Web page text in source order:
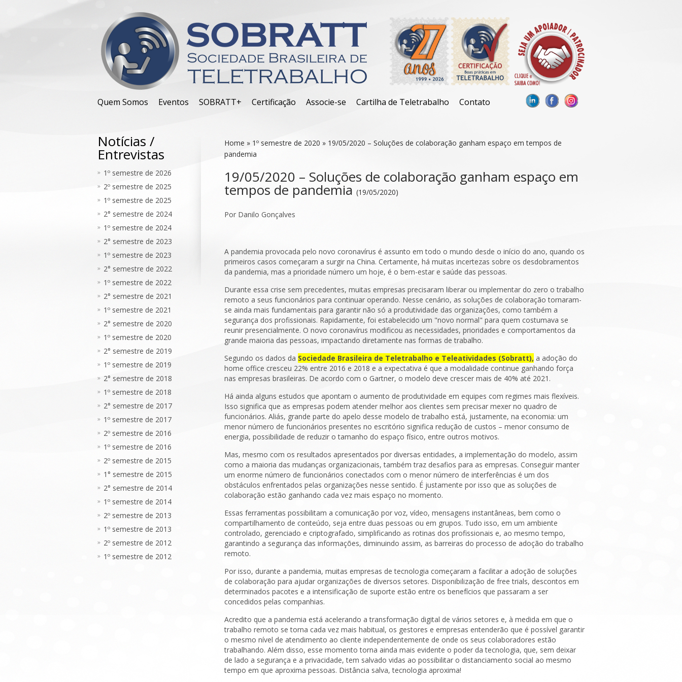
Quem Somos Eventos SOBRATT+ Certificação Associe-se Cartilha de Teletrabalho Contato
Notícias /
Entrevistas
1º semestre de 2026
2º semestre de 2025
1º semestre de 2025
2° semestre de 2024
1º semestre de 2024
2° semestre de 2023
1º semestre de 2023
2° semestre de 2022
1º semestre de 2022
2° semestre de 2021
1º semestre de 2021
2° semestre de 2020
1º semestre de 2020
2° semestre de 2019
1º semestre de 2019
2° semestre de 2018
1º semestre de 2018
2° semestre de 2017
1º semestre de 2017
2º semestre de 2016
1º semestre de 2016
2º semestre de 2015
1° semestre de 2015
2° semestre de 2014
1º semestre de 2014
2º semestre de 2013
1º semestre de 2013
2º semestre de 2012
1º semestre de 2012
Home » 1º semestre de 2020 » 19/05/2020 – Soluções de colaboração ganham espaço em tempos de
pandemia
19/05/2020 – Soluções de colaboração ganham espaço em
tempos de pandemia (19/05/2020)
Por Danilo Gonçalves
A pandemia provocada pelo novo coronavírus é assunto em todo o mundo desde o início do ano, quando os
primeiros casos começaram a surgir na China. Certamente, há muitas incertezas sobre os desdobramentos
da pandemia, mas a prioridade número um hoje, é o bem-estar e saúde das pessoas.
Durante essa crise sem precedentes, muitas empresas precisaram liberar ou implementar do zero o trabalho
remoto a seus funcionários para continuar operando. Nesse cenário, as soluções de colaboração tornaram-
se ainda mais fundamentais para garantir não só a produtividade das organizações, como também a
segurança dos profissionais. Rapidamente, foi estabelecido um "novo normal" para quem costumava se
reunir presencialmente. O novo coronavírus modificou as necessidades, prioridades e comportamentos da
grande maioria das pessoas, impactando diretamente nas formas de trabalho.
Segundo os dados da Sociedade Brasileira de Teletrabalho e Teleatividades (Sobratt), a adoção do
home office cresceu 22% entre 2016 e 2018 e a expectativa é que a modalidade continue ganhando força
nas empresas brasileiras. De acordo com o Gartner, o modelo deve crescer mais de 40% até 2021.
Há ainda alguns estudos que apontam o aumento de produtividade em equipes com regimes mais flexíveis.
Isso significa que as empresas podem atender melhor aos clientes sem precisar mexer no quadro de
funcionários. Aliás, grande parte do apelo desse modelo de trabalho está, justamente, na economia: um
menor número de funcionários presentes no escritório significa redução de custos – menor consumo de
energia, possibilidade de reduzir o tamanho do espaço físico, entre outros motivos.
Mas, mesmo com os resultados apresentados por diversas entidades, a implementação do modelo, assim
como a maioria das mudanças organizacionais, também traz desafios para as empresas. Conseguir manter
um enorme número de funcionários conectados com o menor número de interferências é um dos
obstáculos enfrentados pelas organizações nesse sentido. É justamente por isso que as soluções de
colaboração estão ganhando cada vez mais espaço no momento.
Essas ferramentas possibilitam a comunicação por voz, vídeo, mensagens instantâneas, bem como o
compartilhamento de conteúdo, seja entre duas pessoas ou em grupos. Tudo isso, em um ambiente
controlado, gerenciado e criptografado, simplificando as rotinas dos profissionais e, ao mesmo tempo,
garantindo a segurança das informações, diminuindo assim, as barreiras do processo de adoção do trabalho
remoto.
Por isso, durante a pandemia, muitas empresas de tecnologia começaram a facilitar a adoção de soluções
de colaboração para ajudar organizações de diversos setores. Disponibilização de free trials, descontos em
determinados pacotes e a intensificação de suporte estão entre os benefícios que passaram a ser
concedidos pelas companhias.
Acredito que a pandemia está acelerando a transformação digital de vários setores e, à medida em que o
trabalho remoto se torna cada vez mais habitual, os gestores e empresas entenderão que é possível garantir
o mesmo nível de atendimento ao cliente independentemente de onde os seus colaboradores estão
trabalhando. Além disso, esse momento torna ainda mais evidente o poder da tecnologia, que, sem deixar
de lado a segurança e a privacidade, tem salvado vidas ao possibilitar o distanciamento social ao mesmo
tempo em que aproxima pessoas. Distância salva, tecnologia aproxima!